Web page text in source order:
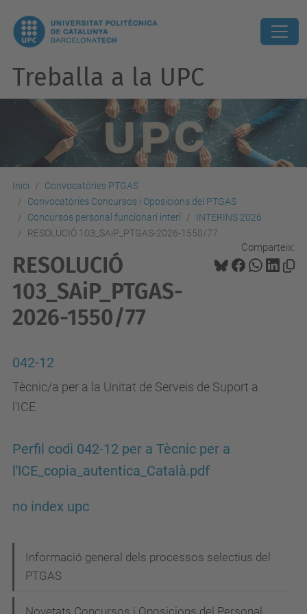
Treballa a la UPC
Inici
Convocatòries PTGAS
Convocatòries Concursos i Oposicions del PTGAS
Concursos personal funcionari interí
INTERINS 2026
RESOLUCIÓ 103_SAiP_PTGAS-2026-1550/77
Comparteix:
RESOLUCIÓ
103_SAiP_PTGAS-
2026-1550/77
042-12
Tècnic/a per a la Unitat de Serveis de Suport a
l'ICE
Perfil codi 042-12 per a Tècnic per a
l'ICE_copia_autentica_Català.pdf
no index upc
Informació general dels processos selectius del
PTGAS
Novetats Concursos i Oposicions del Personal